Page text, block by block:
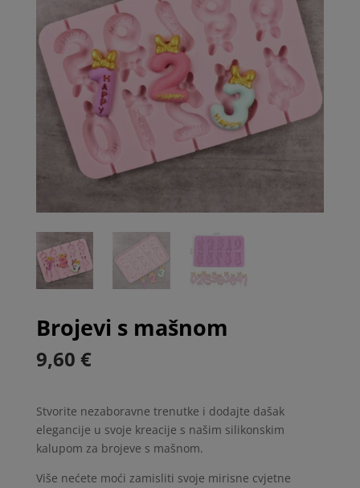
Brojevi s mašnom
9,60 €
Stvorite nezaboravne trenutke i dodajte dašak
elegancije u svoje kreacije s našim silikonskim
kalupom za brojeve s mašnom.
Više nećete moći zamisliti svoje mirisne cvjetne